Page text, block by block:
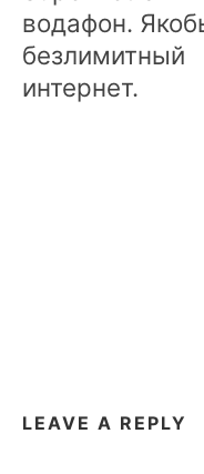
водафон.
безлимитный
интернет.
LEAVE A REPLY